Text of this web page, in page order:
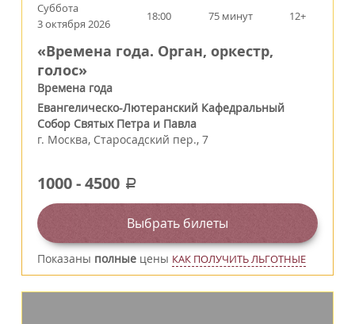
Суббота
3 октября 2026
18:00 75 минут 12+
«Времена года. Орган, оркестр,
голос»
Времена года
Евангелическо-Лютеранский Кафедральный
Собор Святых Петра и Павла
г. Москва, Старосадский пер., 7
1000-4500 a
Выбрать билеты
Показаны полные цены КАК ПОЛУЧИТЬ ЛЬГОТНЫЕ